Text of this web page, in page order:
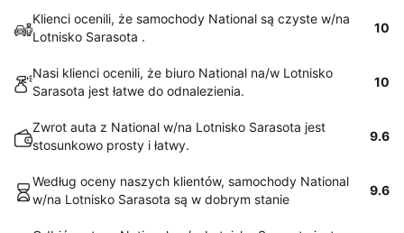
Klienci ocenili, że samochody National są czyste w/na
Lotnisko Sarasota .
10
Nasi klienci ocenili, że biuro National na/w Lotnisko
Sarasota jest łatwe do odnalezienia.
10
Zwrot auta z National w/na Lotnisko Sarasota jest
stosunkowo prosty i łatwy.
9.6
Według oceny naszych klientów, samochody National
w/na Lotnisko Sarasota są w dobrym stanie
9.6